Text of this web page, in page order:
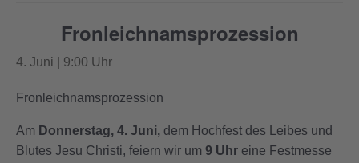
Fronleichnamsprozession
4. Juni | 9:00 Uhr
Fronleichnamsprozession
Am Donnerstag, 4. Juni, dem Hochfest des Leibes und
Blutes Jesu Christi, feiern wir um 9 Uhr eine Festmesse